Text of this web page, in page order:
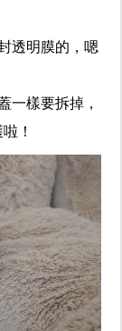
透明膜的，嗯
一樣要拆掉，
！